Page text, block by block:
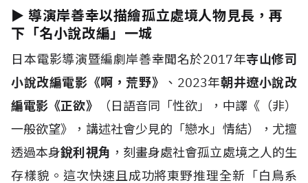
► 導演岸善幸以描繪孤立處境人物見長，再
下「名小說改編」一城
日本電影導演暨編劇岸善幸聞名於2017年寺山修司
小說改編電影《啊，荒野》
、2023年朝井遼小說改
編電影《正欲》
（日語音同「性欲」，中譯《（非）
一般欲望》，講述社會少見的「戀水」情結），尤擅
透過本身銳利視角 ，刻畫身處社會孤立處境之人的生
存樣貌。這次快速且成功將東野推理全新「白鳥系